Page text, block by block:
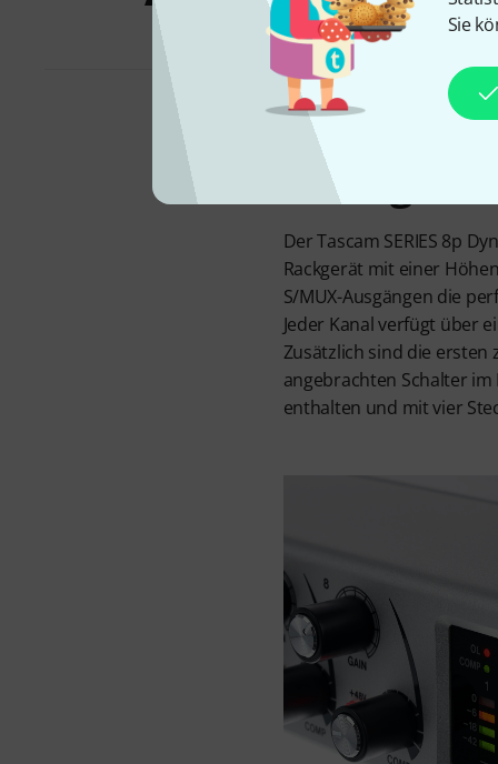
Sie
Analog-
Der Tascam SERIES 8p
Rackgerät mit einer
S/MUX-Ausgängen die
Jeder Kanal verfügt über
Zusätzlich sind die ersten
angebrachten Schalter im
enthalten und mit vier